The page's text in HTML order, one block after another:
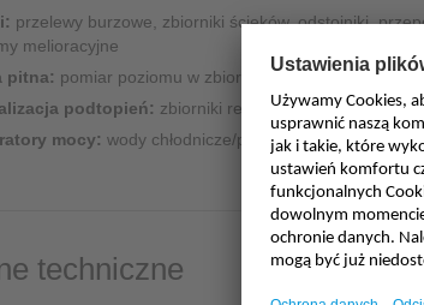
przelewy burzowe, zbiorniki ścieków, odstojniki,
melioracyjne
pitna: pomiar poziomu w zbiornikach, stacje
podtopień: zbiorniki retencyjne wód
mocy: wody chłodnicze/pochłodnicze,
techniczne